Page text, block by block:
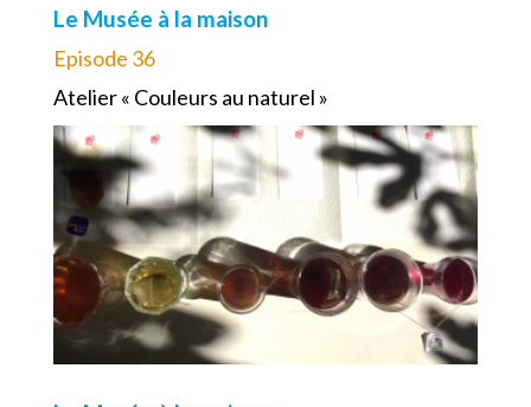
Le Musée à la maison
Episode 36
Atelier « Couleurs au naturel »